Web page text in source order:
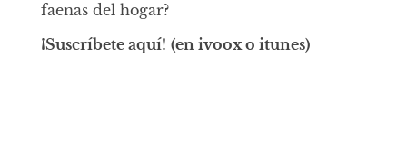
faenas del hogar?
¡Suscríbete aquí! (en ivoox o itunes)